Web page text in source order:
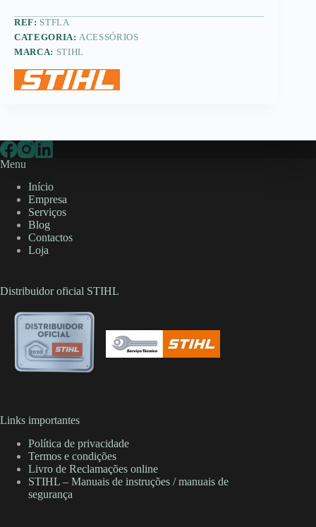
REF: STFLA
CATEGORIA:ACESSÓRIOS
MARCA: STIHL
Menu
Início
Empresa
Serviços
Blog
Contactos
Loja
Distribuidor oficial STIHL
Links importantes
Política de privacidade
Termos e condições
Livro de Reclamações online
STIHL – Manuais de instruções / manuais de
segurança